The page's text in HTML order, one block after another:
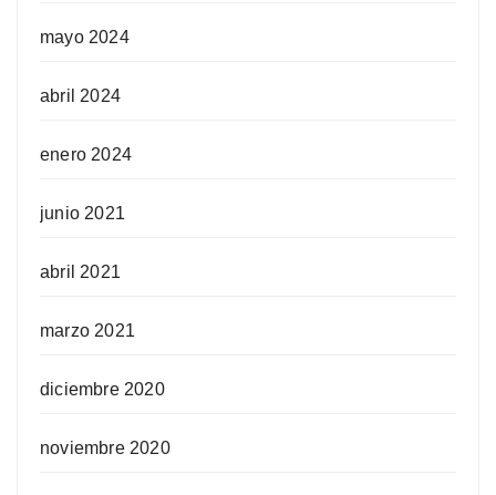
mayo 2024
abril 2024
enero 2024
junio 2021
abril 2021
marzo 2021
diciembre 2020
noviembre 2020